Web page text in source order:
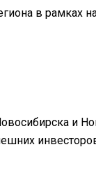
в рамках
и